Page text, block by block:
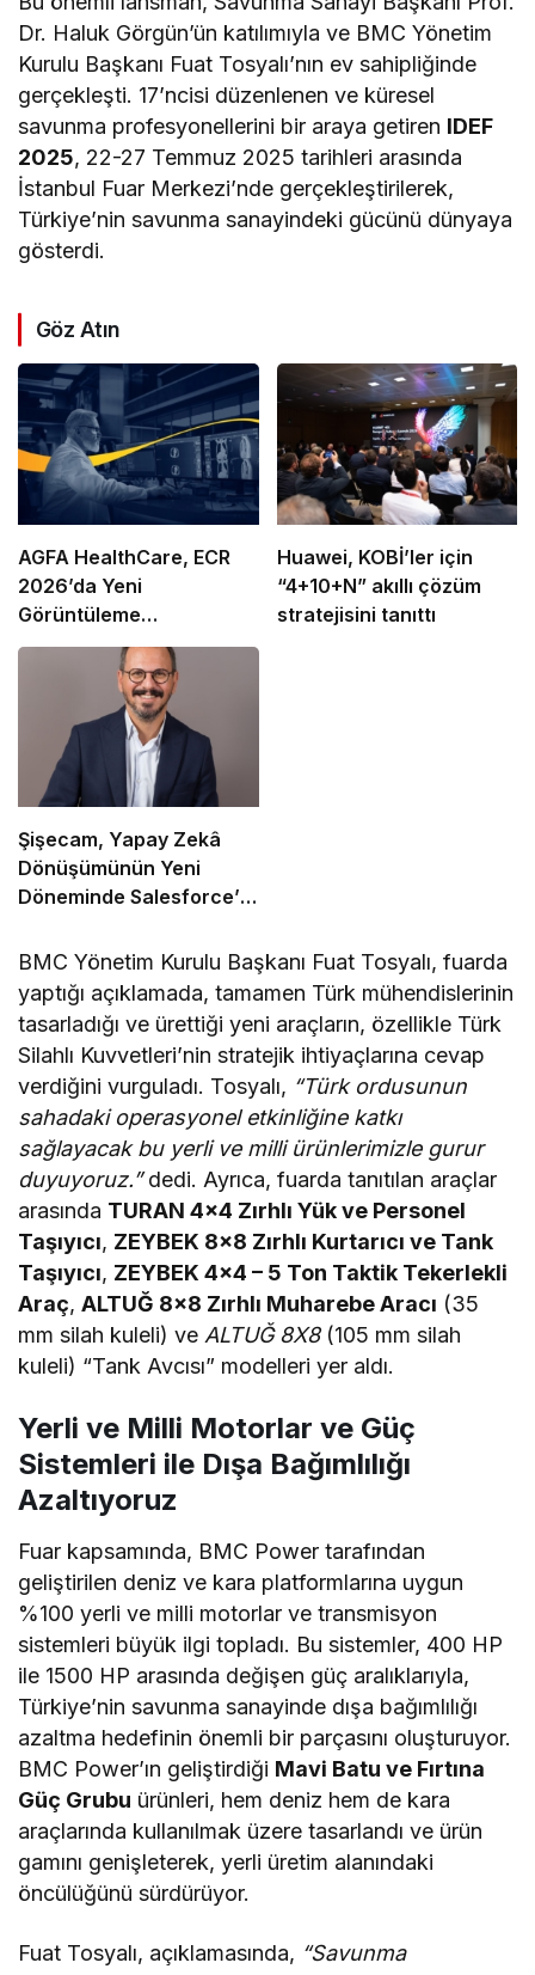
Dr. Haluk Görgün’ün katılımıyla ve BMC Yönetim
Kurulu Başkanı Fuat Tosyalı’nın ev sahipliğinde
gerçekleşti. 17’ncisi düzenlenen ve küresel
savunma profesyonellerini bir araya getiren IDEF
2025, 22-27 Temmuz 2025 tarihleri arasında
İstanbul Fuar Merkezi’nde gerçekleştirilerek,
Türkiye’nin savunma sanayindeki gücünü dünyaya
gösterdi.
Göz Atın
AGFA HealthCare, ECR
2026’da Yeni
Görüntüleme
Teknolojilerini Tanıtacak
Huawei, KOBİ’ler için
“4+10+N” akıllı çözüm
stratejisini tanıttı
Şişecam, Yapay Zekâ
Dönüşümünün Yeni
Döneminde Salesforce’u
BMC Yönetim Kurulu Başkanı Fuat Tosyalı, fuarda
yaptığı açıklamada, tamamen Türk mühendislerinin
tasarladığı ve ürettiği yeni araçların, özellikle Türk
Silahlı Kuvvetleri’nin stratejik ihtiyaçlarına cevap
verdiğini vurguladı. Tosyalı, “Türk ordusunun
sahadaki operasyonel etkinliğine katkı
sağlayacak bu yerli ve milli ürünlerimizle gurur
duyuyoruz.”dedi. Ayrıca, fuarda tanıtılan araçlar
arasında TURAN 4×4 Zırhlı Yük ve Personel
Taşıyıcı, ZEYBEK 8×8 Zırhlı Kurtarıcı ve Tank
Taşıyıcı, ZEYBEK 4×4 – 5 Ton Taktik Tekerlekli
Araç,ALTUĞ 8×8 Zırhlı Muharebe Aracı (35
mm silah kuleli) ve ALTUĞ 8X8(105 mm silah
kuleli) “Tank Avcısı” modelleri yer aldı.
Yerli ve Milli Motorlar ve Güç
Sistemleri ile Dışa Bağımlılığı
Azaltıyoruz
Fuar kapsamında, BMC Power tarafından
geliştirilen deniz ve kara platformlarına uygun
%100 yerli ve milli motorlar ve transmisyon
sistemleri büyük ilgi topladı. Bu sistemler, 400 HP
ile 1500 HP arasında değişen güç aralıklarıyla,
Türkiye’nin savunma sanayinde dışa bağımlılığı
azaltma hedefinin önemli bir parçasını oluşturuyor.
BMC Power’ın geliştirdiği Mavi Batu ve Fırtına
Güç Grubu ürünleri, hem deniz hem de kara
araçlarında kullanılmak üzere tasarlandı ve ürün
gamını genişleterek, yerli üretim alanındaki
öncülüğünü sürdürüyor.
Fuat Tosyalı, açıklamasında, “Savunma